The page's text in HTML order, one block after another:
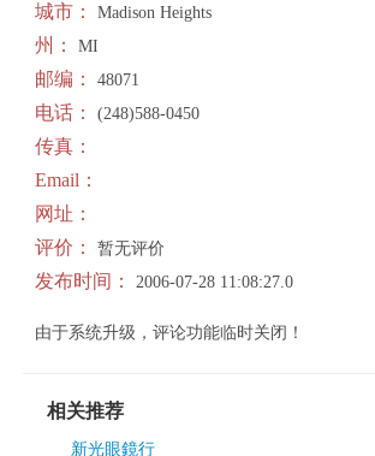
城市： Madison Heights
州： MI
邮编： 48071
电话： (248)588-0450
传真：
Email：
网址：
评价：
暂无评价
发布时间： 2006-07-28 11:08:27.0
由于系统升级，评论功能临时关闭！
相关推荐
新光眼鏡行